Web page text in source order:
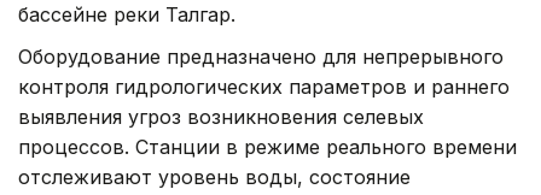
бассейне реки Талгар.
Оборудование предназначено для непрерывного
контроля гидрологических параметров и раннего
выявления угроз возникновения селевых
процессов. Станции в режиме реального времени
отслеживают уровень воды, состояние